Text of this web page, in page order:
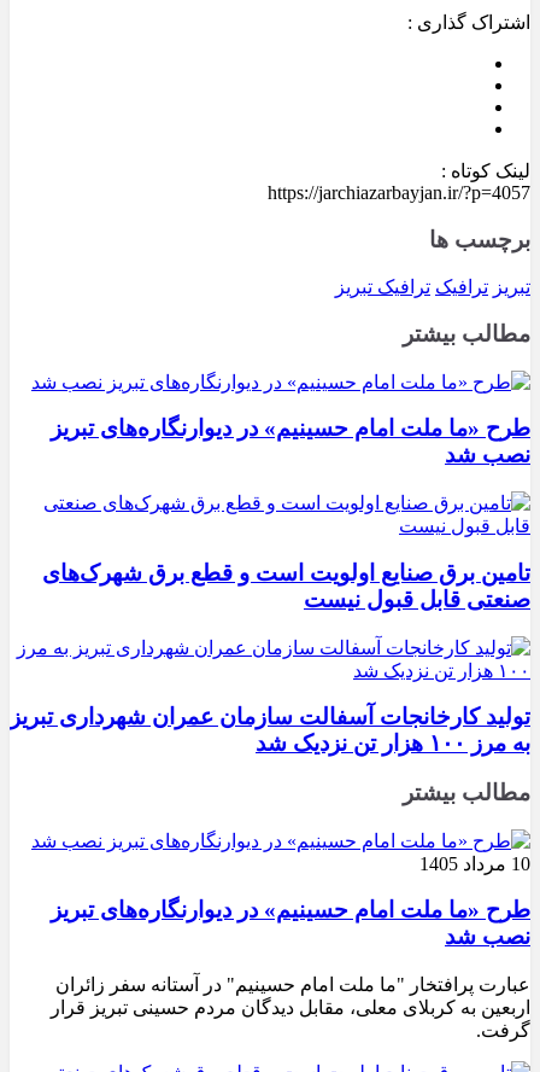
اشتراک گذاری :
لینک کوتاه :
https://jarchiazarbayjan.ir/?p=4057
برچسب ها
تبریز ترافیک ترافیک تبریز
مطالب بیشتر
طرح «ما ملت امام حسینیم» در دیوارنگاره‌های تبریز
نصب شد
تامین برق صنایع اولویت است و قطع برق شهرک‌های
صنعتی قابل قبول نیست
تولید کارخانجات آسفالت سازمان عمران شهرداری تبریز
به مرز ۱۰۰ هزار تن نزدیک شد
مطالب بیشتر
10 مرداد 1405
طرح «ما ملت امام حسینیم» در دیوارنگاره‌های تبریز
نصب شد
عبارت پرافتخار "ما ملت امام حسینیم" در آستانه سفر زائران
اربعین به کربلای معلی، مقابل دیدگان مردم حسینی تبریز قرار
گرفت.